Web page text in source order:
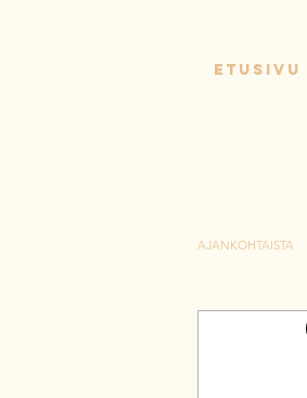
ETUSIVU
AJANKOHTAISTA